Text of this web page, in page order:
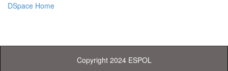
DSpace Home
Copyright 2024 ESPOL